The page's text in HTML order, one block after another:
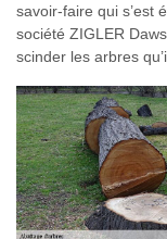
savoir-faire qui s’est
société ZIGLER
scinder les arbres